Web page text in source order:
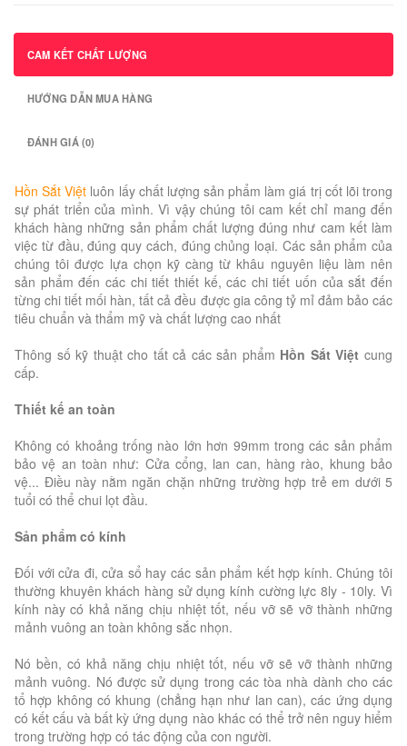
CAM KẾT CHẤT LƯỢNG
HƯỚNG DẪN MUA HÀNG
ĐÁNH GIÁ (0)
Hồn Sắt Việt luôn lấy chất lượng sản phẩm làm giá trị cốt lõi trong
sự phát triển của mình. Vì vậy chúng tôi cam kết chỉ mang đến
khách hàng những sản phẩm chất lượng đúng như cam kết làm
việc từ đầu, đúng quy cách, đúng chủng loại. Các sản phẩm của
chúng tôi được lựa chọn kỹ càng từ khâu nguyên liệu làm nên
sản phẩm đến các chi tiết thiết kế, các chi tiết uốn của sắt đến
từng chi tiết mối hàn, tất cả đều được gia công tỷ mỉ đảm bảo các
tiêu chuẩn và thẩm mỹ và chất lượng cao nhất
Thông số kỹ thuật cho tất cả các sản phẩm Hồn Sắt Việtcung
cấp.
Thiết kế an toàn
Không có khoảng trống nào lớn hơn 99mm trong các sản phẩm
bảo vệ an toàn như: Cửa cổng, lan can, hàng rào, khung bảo
vệ... Điều này nằm ngăn chặn những trường hợp trẻ em dưới 5
tuổi có thể chui lọt đầu.
Sản phẩm có kính
Đối với cửa đi, cửa sổ hay các sản phẩm kết hợp kính. Chúng tôi
thường khuyên khách hàng sử dụng kính cường lực 8ly - 10ly. Vì
kính này có khả năng chịu nhiệt tốt, nếu vỡ sẽ vỡ thành những
mảnh vuông an toàn không sắc nhọn.
Nó bền, có khả năng chịu nhiệt tốt, nếu vỡ sẽ vỡ thành những
mảnh vuông. Nó được sử dụng trong các tòa nhà dành cho các
tổ hợp không có khung (chẳng hạn như lan can), các ứng dụng
có kết cấu và bất kỳ ứng dụng nào khác có thể trở nên nguy hiểm
trong trường hợp có tác động của con người.